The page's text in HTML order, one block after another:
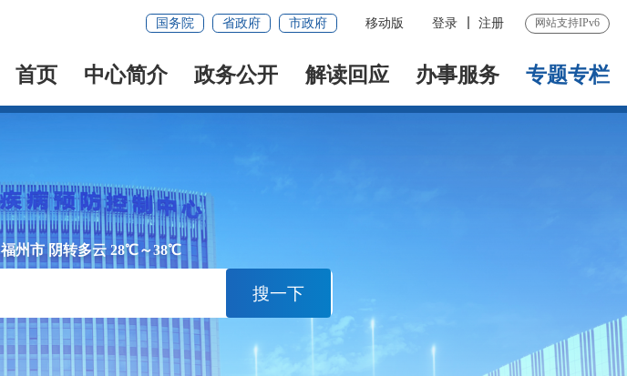
国务院 省政府 市政府 移动版 登录 注册 网站支持IPv6
首页 中心简介 政务公开 解读回应 办事服务 专题专栏
福州市 阴转多云 28℃～38℃
搜一下